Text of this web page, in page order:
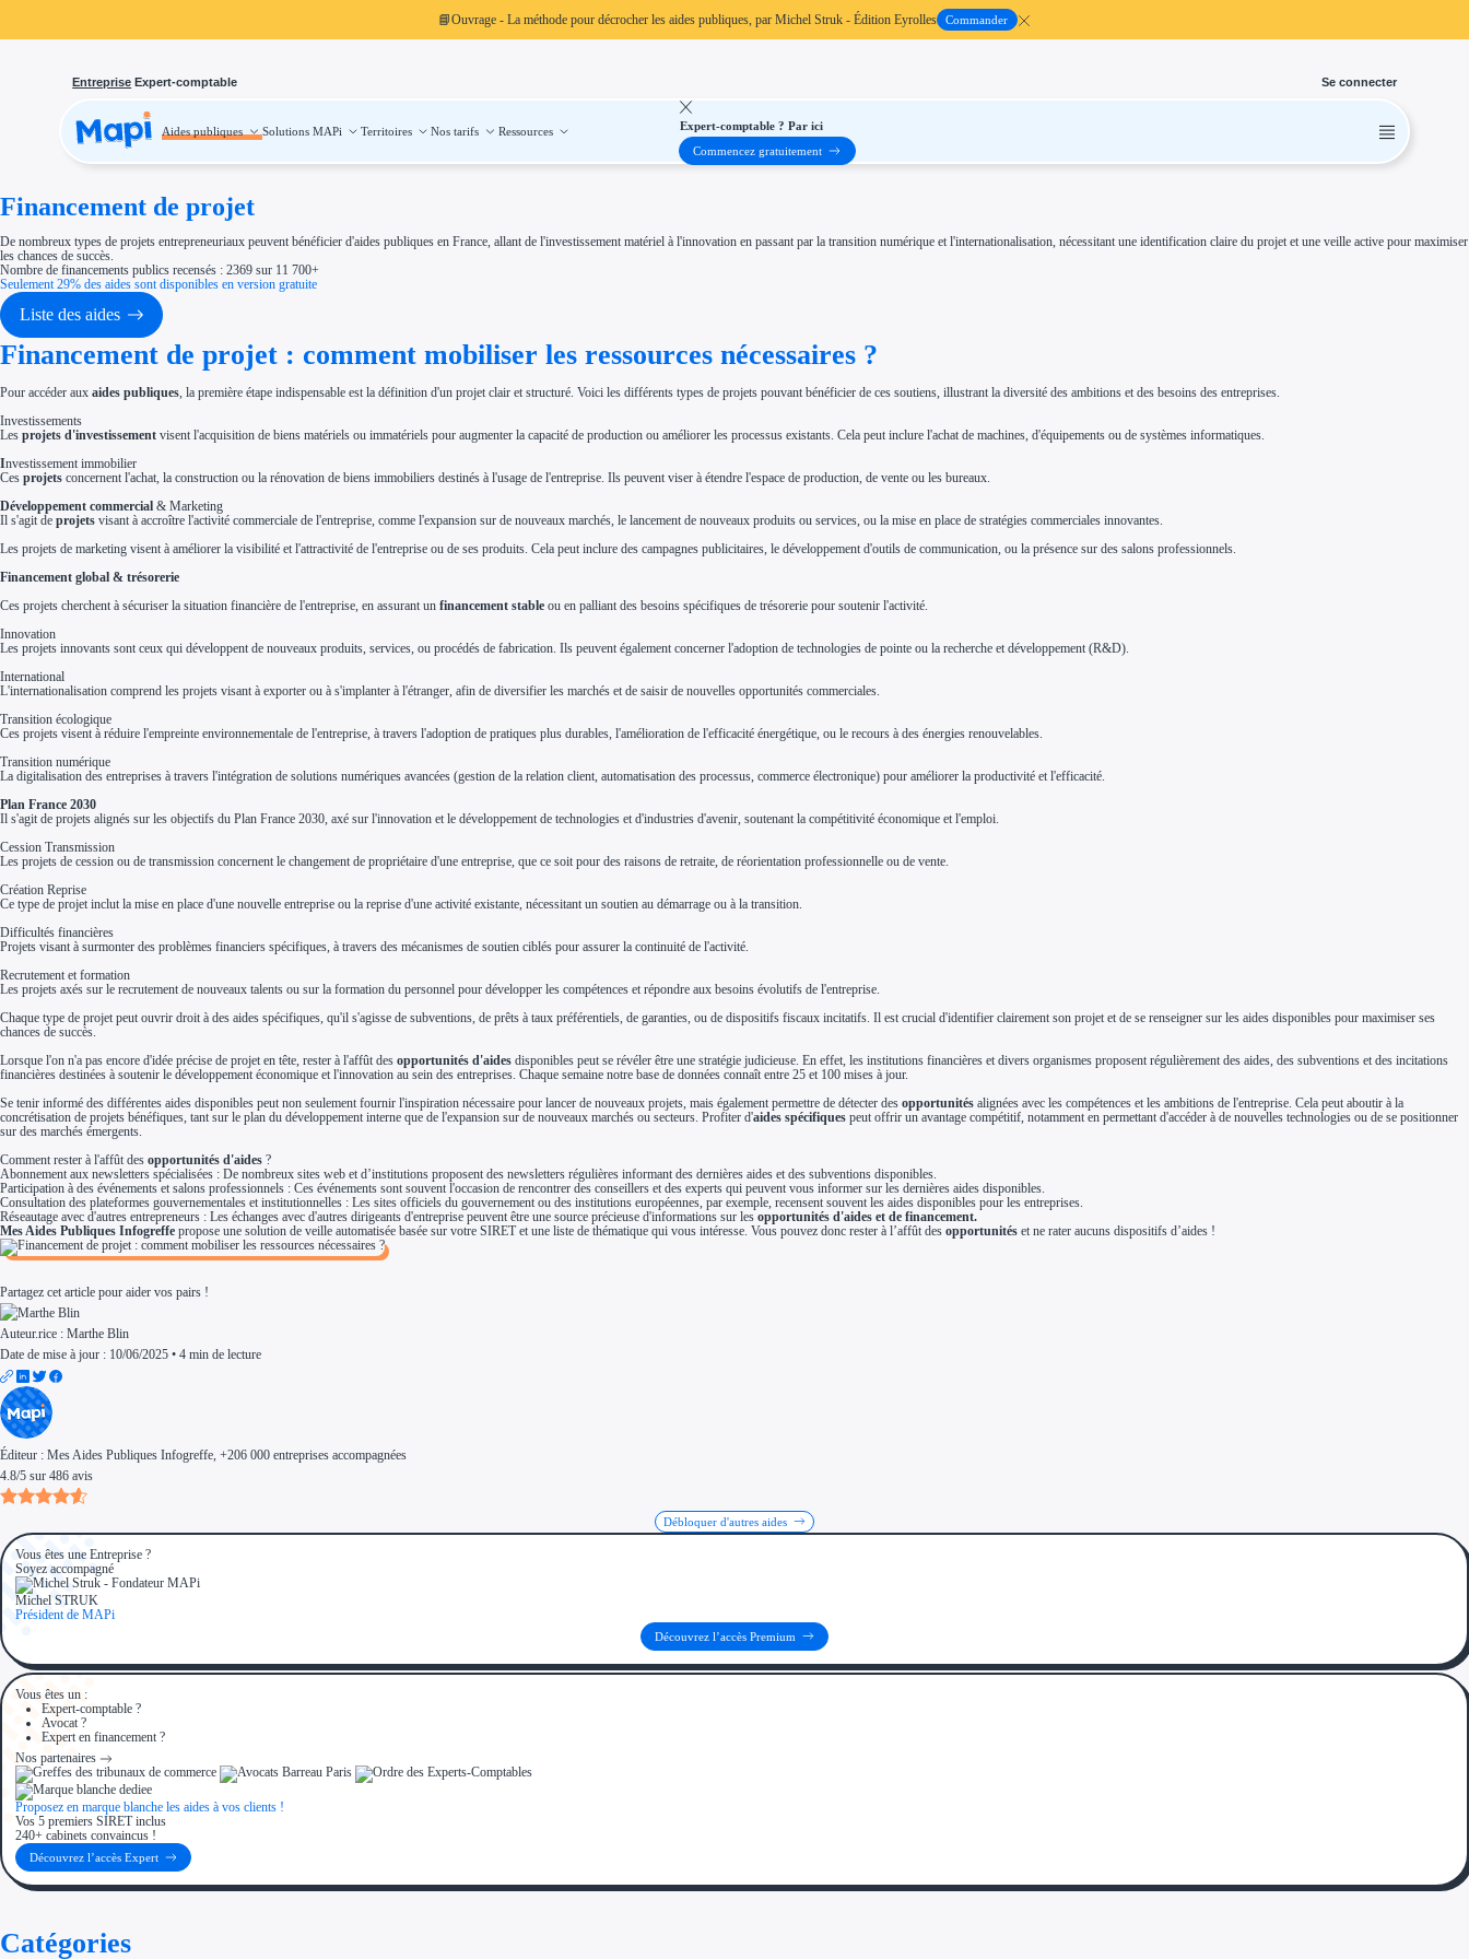
📘Ouvrage - La méthode pour décrocher les aides publiques, par Michel Struk - Édition Eyrolles Commander
Entreprise Expert-comptable Se connecter
Aides publiques Solutions MAPi Territoires Nos tarifs Ressources
Aides publiques
Investissement
Aides financières entreprise
Financement innovation
Développement international
Transition numérique
Création d'entreprise
Cession d'entreprise
Aides Ressources Humaines
Subventions
Accompagnement entreprise
Aides Fiscales et sociales
Crédits & réductions d'impôt
Exonération fiscale
Prêt d'honneur
Garantie bancaire entreprise
Aides par organisme financeur
Aides Bpifrance
Tous les financeurs
Trouvez des idées de dépenses éligibles
Territoires
Aides Région Auvergne-Rhône-Alpes
Aides Région Bourgogne-Franche-Comté
Aides Région Centre-Val de Loire
Aides Région Corse
Aides Région Hauts-de-France
Aides Région Normandie
Aides Région Occitanie
Outre-mer
Aides Région Guadeloupe
Aides Région Guyane
Aides Région Martinique
Aides Région Mayotte
Couvertures
Aides Nationales
Aides Européennes
Nos tarifs
Recherche autonome
Accompagnement
Ressources
Blog
Nos guides
Expert-comptable ? Par ici
Commencez gratuitement
Financement de projet
De nombreux types de projets entrepreneuriaux peuvent bénéficier d'aides publiques en France, allant de l'investissement matériel à l'innovation en passant par la transition numérique et l'internationalisation, nécessitant une identification claire du projet et une veille active pour maximiser
les chances de succès.
Nombre de financements publics recensés : 2369 sur 11 700+
Seulement 29% des aides sont disponibles en version gratuite
Liste des aides
Financement de projet : comment mobiliser les ressources nécessaires ?
Pour accéder aux aides publiques , la première étape indispensable est la définition d'un projet clair et structuré. Voici les différents types de projets pouvant bénéficier de ces soutiens, illustrant la diversité des ambitions et des besoins des entreprises.
Investissements
Les projets d'investissement visent l'acquisition de biens matériels ou immatériels pour augmenter la capacité de production ou améliorer les processus existants. Cela peut inclure l'achat de machines, d'équipements ou de systèmes informatiques.
Investissement immobilier
Ces projets concernent l'achat, la construction ou la rénovation de biens immobiliers destinés à l'usage de l'entreprise. Ils peuvent viser à étendre l'espace de production, de vente ou les bureaux.
Développement commercial & Marketing
Il s'agit de projets visant à accroître l'activité commerciale de l'entreprise, comme l'expansion sur de nouveaux marchés, le lancement de nouveaux produits ou services, ou la mise en place de stratégies commerciales innovantes.
Les projets de marketing visent à améliorer la visibilité et l'attractivité de l'entreprise ou de ses produits. Cela peut inclure des campagnes publicitaires, le développement d'outils de communication, ou la présence sur des salons professionnels.
Financement global & trésorerie
Ces projets cherchent à sécuriser la situation financière de l'entreprise, en assurant un financement stable ou en palliant des besoins spécifiques de trésorerie pour soutenir l'activité.
Innovation
Les projets innovants sont ceux qui développent de nouveaux produits, services, ou procédés de fabrication. Ils peuvent également concerner l'adoption de technologies de pointe ou la recherche et développement (R&D).
International
L'internationalisation comprend les projets visant à exporter ou à s'implanter à l'étranger, afin de diversifier les marchés et de saisir de nouvelles opportunités commerciales.
Transition écologique
Ces projets visent à réduire l'empreinte environnementale de l'entreprise, à travers l'adoption de pratiques plus durables, l'amélioration de l'efficacité énergétique, ou le recours à des énergies renouvelables.
Transition numérique
La digitalisation des entreprises à travers l'intégration de solutions numériques avancées (gestion de la relation client, automatisation des processus, commerce électronique) pour améliorer la productivité et l'efficacité.
Plan France 2030
Il s'agit de projets alignés sur les objectifs du Plan France 2030, axé sur l'innovation et le développement de technologies et d'industries d'avenir, soutenant la compétitivité économique et l'emploi.
Cession Transmission
Les projets de cession ou de transmission concernent le changement de propriétaire d'une entreprise, que ce soit pour des raisons de retraite, de réorientation professionnelle ou de vente.
Création Reprise
Ce type de projet inclut la mise en place d'une nouvelle entreprise ou la reprise d'une activité existante, nécessitant un soutien au démarrage ou à la transition.
Difficultés financières
Projets visant à surmonter des problèmes financiers spécifiques, à travers des mécanismes de soutien ciblés pour assurer la continuité de l'activité.
Recrutement et formation
Les projets axés sur le recrutement de nouveaux talents ou sur la formation du personnel pour développer les compétences et répondre aux besoins évolutifs de l'entreprise.
Chaque type de projet peut ouvrir droit à des aides spécifiques, qu'il s'agisse de subventions, de prêts à taux préférentiels, de garanties, ou de dispositifs fiscaux incitatifs. Il est crucial d'identifier clairement son projet et de se renseigner sur les aides disponibles pour maximiser ses
chances de succès.
Lorsque l'on n'a pas encore d'idée précise de projet en tête, rester à l'affût des opportunités d'aides disponibles peut se révéler être une stratégie judicieuse. En effet, les institutions financières et divers organismes proposent régulièrement des aides, des subventions et des incitations
financières destinées à soutenir le développement économique et l'innovation au sein des entreprises. Chaque semaine notre base de données connaît entre 25 et 100 mises à jour.
Se tenir informé des différentes aides disponibles peut non seulement fournir l'inspiration nécessaire pour lancer de nouveaux projets, mais également permettre de détecter des opportunités alignées avec les compétences et les ambitions de l'entreprise. Cela peut aboutir à la
concrétisation de projets bénéfiques, tant sur le plan du développement interne que de l'expansion sur de nouveaux marchés ou secteurs. Profiter d'aides spécifiques peut offrir un avantage compétitif, notamment en permettant d'accéder à de nouvelles technologies ou de se positionner
sur des marchés émergents.
Comment rester à l'affût des opportunités d'aides ?
Abonnement aux newsletters spécialisées : De nombreux sites web et d’institutions proposent des newsletters régulières informant des dernières aides et des subventions disponibles.
Participation à des événements et salons professionnels : Ces événements sont souvent l'occasion de rencontrer des conseillers et des experts qui peuvent vous informer sur les dernières aides disponibles.
Consultation des plateformes gouvernementales et institutionnelles : Les sites officiels du gouvernement ou des institutions européennes, par exemple, recensent souvent les aides disponibles pour les entreprises.
Réseautage avec d'autres entrepreneurs : Les échanges avec d'autres dirigeants d'entreprise peuvent être une source précieuse d'informations sur les opportunités d'aides et de financement.
Mes Aides Publiques Infogreffe propose une solution de veille automatisée basée sur votre SIRET et une liste de thématique qui vous intéresse. Vous pouvez donc rester à l’affût des opportunités et ne rater aucuns dispositifs d’aides !
Partagez cet article pour aider vos pairs !
Auteur.rice : Marthe Blin
Date de mise à jour : 10/06/2025 • 4 min de lecture
Éditeur : Mes Aides Publiques Infogreffe , +206 000 entreprises accompagnées
4.8/5 sur 486 avis
Débloquer d'autres aides
Vous êtes une Entreprise ?
Soyez accompagné
Michel STRUK
Président de MAPi
Découvrez l’accès Premium
Vous êtes un :
Expert-comptable ?
Avocat ?
Expert en financement ?
Nos partenaires
Proposez en marque blanche les aides à vos clients !
Vos 5 premiers SIRET inclus
240+ cabinets convaincus !
Découvrez l’accès Expert
Catégories